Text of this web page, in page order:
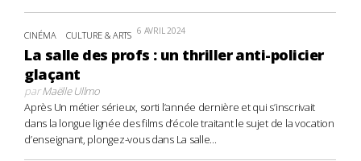
CINÉMA CULTURE & ARTS 6 AVRIL 2024
La salle des profs : un thriller anti-policier
glaçant
parMaëlle Ullmo
Après Un métier sérieux, sorti l’année dernière et qui s’inscrivait
dans la longue lignée des films d’école traitant le sujet de la vocation
d’enseignant, plongez-vous dans La salle...